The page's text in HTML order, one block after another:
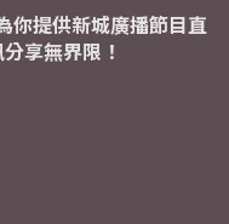
你提供新城廣播節目直
享無界限！